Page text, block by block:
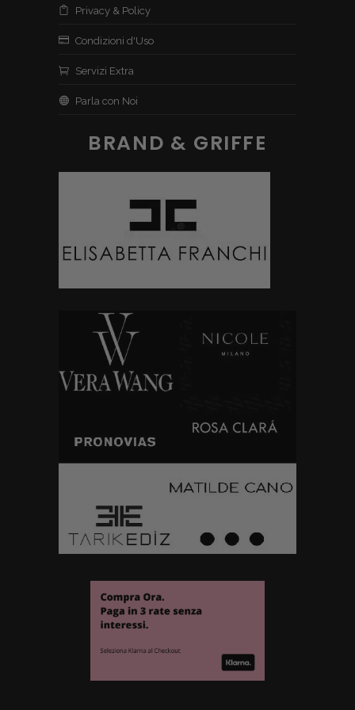
Privacy & Policy
Condizioni d'Uso
Servizi Extra
Parla con Noi
BRAND & GRIFFE